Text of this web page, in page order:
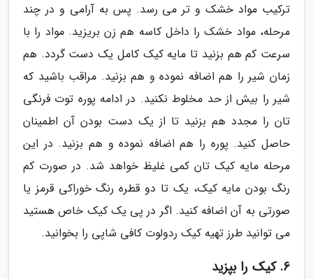
ترکیب مواد خشک و تر می رسد. پس به آرامی و در چند
مرحله، مواد خشک را داخل کاسه هم زن بریزید. مواد را با
سرعت کم هم بزنید تا مایه کیک کامل یک دست گردد. هم
زمان شیر را هم اضافه نموده و هم بزنید. مراقب باشید که
شیر را بیش از حد مخلوط نکنید. در ادامه پوره توت فرنگی
تان را مجدد هم بزنید تا از یک دست بودن آن اطمینان
حاصل کنید. پوره را هم اضافه نموده و هم بزنید. در این
مرحله مایه کیک تان کمی غلیظ خواهد شد. در صورت کم
رنگ بودن مایه کیک، یک تا دو قطره رنگ خوراکی قرمز یا
صورتی به آن اضافه کنید. اگر در پی یک کیک خاص هستید
می توانید طرز تهیه کیک ردولوت کافی شاپی را بخوانید.
6. کیک را بپزید